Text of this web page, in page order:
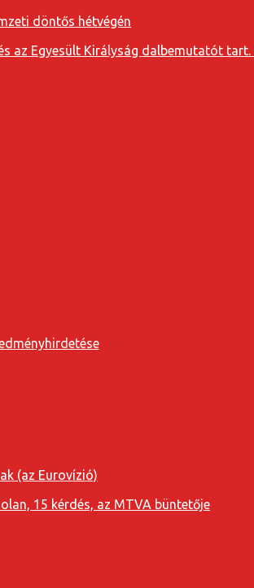
döntős hétvégén
az Egyesült Királyság dalbemutatót tart.
(az Eurovízió)
15 kérdés, az MTVA büntetője